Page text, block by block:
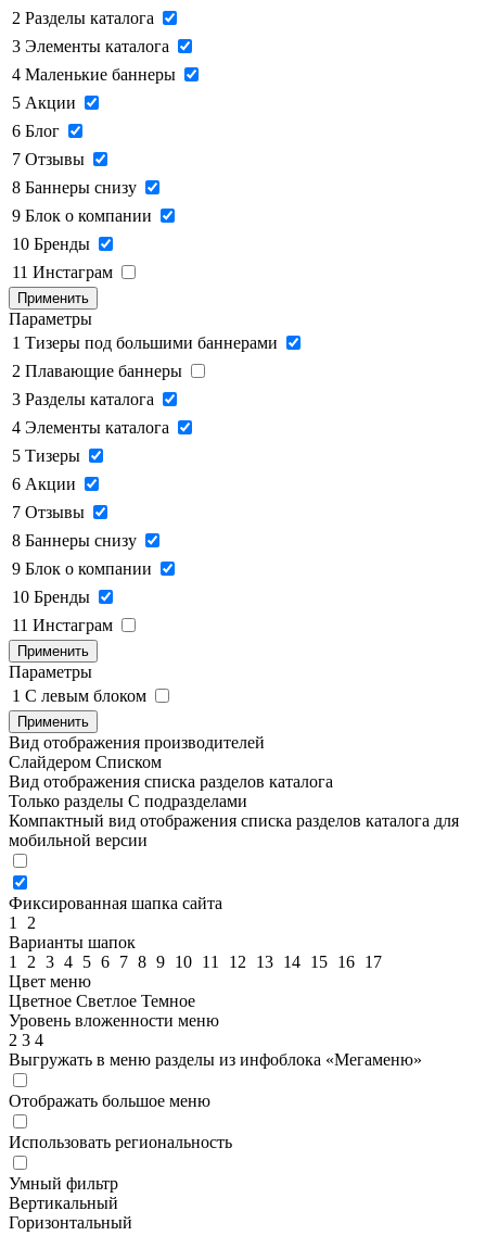
2 Разделы каталога
3 Элементы каталога
4 Маленькие баннеры
5 Акции
6 Блог
7 Отзывы
8 Баннеры снизу
9 Блок о компании
10 Бренды
11 Инстаграм
Применить
Параметры
1 Тизеры под большими баннерами
2 Плавающие баннеры
3 Разделы каталога
4 Элементы каталога
5 Тизеры
6 Акции
7 Отзывы
8 Баннеры снизу
9 Блок о компании
10 Бренды
11 Инстаграм
Применить
Параметры
1 C левым блоком
Применить
Вид отображения производителей
Слайдером Списком
Вид отображения списка разделов каталога
Только разделы С подразделами
Компактный вид отображения списка разделов каталога для
мобильной версии
Фиксированная шапка сайта
1
2
Варианты шапок
1
2 3 4 5 6 7 8 9 10 11 12 13 14 15 16 17
Цвет меню
Цветное Светлое Темное
Уровень вложенности меню
2 3 4
Выгружать в меню разделы из инфоблока «Мегаменю»
Отображать большое меню
Использовать региональность
Умный фильтр
Вертикальный
Горизонтальный